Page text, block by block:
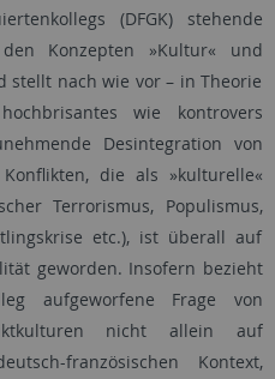
(DFGK) stehende
Konzepten »Kultur« und
stellt nach wie vor – in Theorie
wie kontrovers
Desintegration von
die als »kulturelle«
Terrorismus, Populismus,
etc.), ist überall auf
geworden. Insofern bezieht
aufgeworfene Frage von
nicht allein auf
französischen Kontext,